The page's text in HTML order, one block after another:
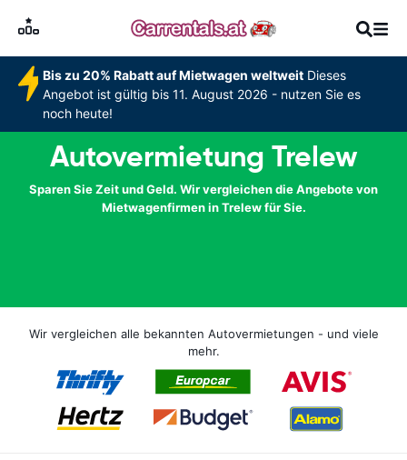
Bis zu 20% Rabatt auf Mietwagen weltweitDieses
Angebot ist gültig bis 11. August 2026 - nutzen Sie es
noch heute!
Autovermietung Trelew
Sparen Sie Zeit und Geld. Wir vergleichen die Angebote von
Mietwagenfirmen in Trelew für Sie.
Wir vergleichen alle bekannten Autovermietungen - und viele
mehr.